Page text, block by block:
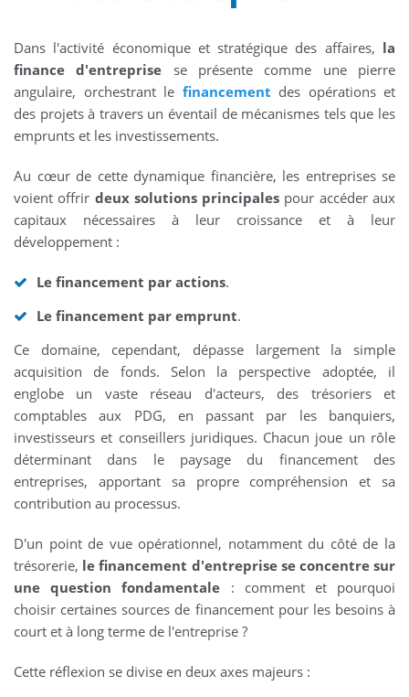
Dans l'activité économique et stratégique des affaires, la
finance d'entreprise se présente comme une pierre
angulaire, orchestrant le financement des opérations et
des projets à travers un éventail de mécanismes tels que les
emprunts et les investissements.
Au cœur de cette dynamique financière, les entreprises se
voient offrir deux solutions principales pour accéder aux
capitaux nécessaires à leur croissance et à leur
développement :
Le financement par actions.
Le financement par emprunt.
Ce domaine, cependant, dépasse largement la simple
acquisition de fonds. Selon la perspective adoptée, il
englobe un vaste réseau d'acteurs, des trésoriers et
comptables aux PDG, en passant par les banquiers,
investisseurs et conseillers juridiques. Chacun joue un rôle
déterminant dans le paysage du financement des
entreprises, apportant sa propre compréhension et sa
contribution au processus.
D'un point de vue opérationnel, notamment du côté de la
trésorerie, le financement d'entreprise se concentre sur
une question fondamentale : comment et pourquoi
choisir certaines sources de financement pour les besoins à
court et à long terme de l'entreprise ?
Cette réflexion se divise en deux axes majeurs :